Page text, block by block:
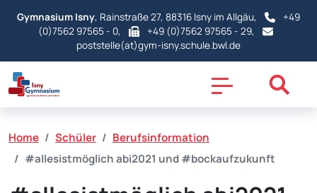
Gymnasium Isny, Rainstraße 27, 88316 Isny im Allgäu,
+49
(0)7562 97565 - 0,
+49 (0)7562 97565 - 29,
poststelle(at)gym-isny.schule.bwl.de
Home Schüler
Berufsinformation
#allesistmöglich abi2021 und #bockaufzukunft